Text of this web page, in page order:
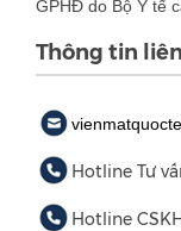
GPHĐ do Bộ Y tế
Thông tin
Hotline Tư
Hotline